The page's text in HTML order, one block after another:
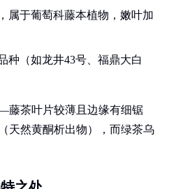
属于葡萄科藤本植物，嫩叶加
种（如龙井43号、福鼎大白
茶叶片较薄且边缘有细锯
天然黄酮析出物），而绿茶乌